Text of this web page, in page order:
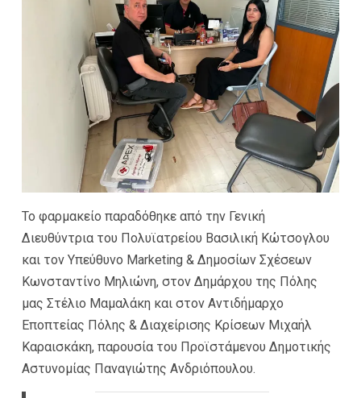
Το φαρμακείο παραδόθηκε από την Γενική
Διευθύντρια του Πολυϊατρείου Βασιλική Κώτσογλου
και τον Υπεύθυνο Marketing & Δημοσίων Σχέσεων
Κωνσταντίνο Μηλιώνη, στον Δημάρχου της Πόλης
μας Στέλιο Μαμαλάκη και στον Αντιδήμαρχο
Εποπτείας Πόλης & Διαχείρισης Κρίσεων Μιχαήλ
Καραισκάκη, παρουσία του Προϊστάμενου Δημοτικής
Αστυνομίας Παναγιώτης Ανδριόπουλου.